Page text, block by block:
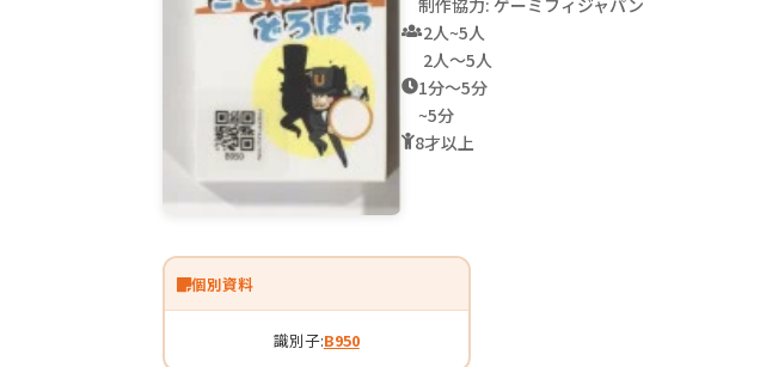
制作協力: ゲーミフィジャパン
2人~5人
2人～5人
1分～5分
~5分
8才以上
個別資料
識別子:B950